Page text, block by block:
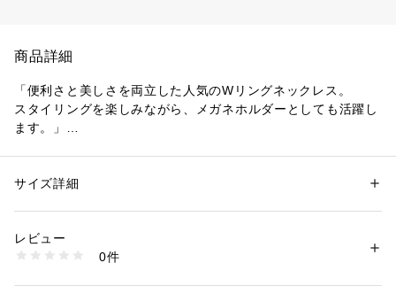
商品詳細
「便利さと美しさを両立した人気のWリングネックレス。
スタイリングを楽しみながら、メガネホルダーとしても活躍し
ます。」
人気のWリングネックレス － 無敵のスタイルと便利さを兼ね
真鍮リングにエポを3色流し込んだ洗練されたデザインとウエ
ーブリングのWリング構造を持つこのネックレスは、大人カジ
性別：メンズ
素材：真ちゅう
商品番号：
G87-04878 （ショップ）
サイズ詳細
レビュー
0件